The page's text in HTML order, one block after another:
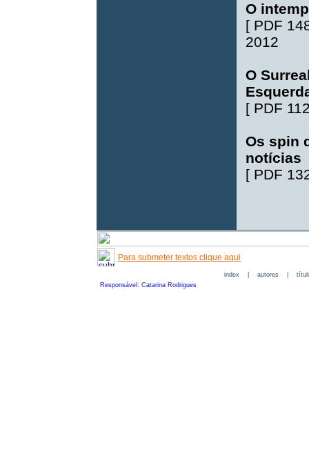
O
[ PDF
2012
O
[ PDF
Os spin
notícias
[ PDF
Para submeter textos clique aqui
index| autores|